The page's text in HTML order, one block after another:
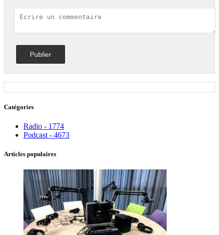
Catégories
Radio - 1774
Podcast - 4673
Articles populaires